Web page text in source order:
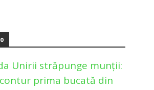
Unirii străpunge munții:
prima bucată din